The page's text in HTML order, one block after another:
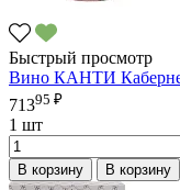
Быстрый просмотр
Вино КАНТИ Каберне
71395 ₽
1 шт
В корзину В корзину